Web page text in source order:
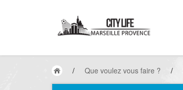
/ Que voulez vous faire ? /